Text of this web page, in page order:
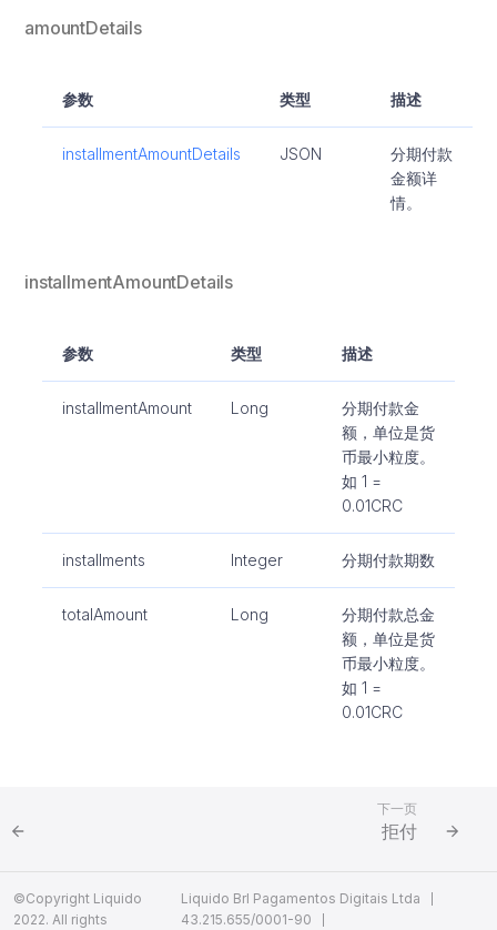
amountDetails
参数 类型 描述
installmentAmountDetails JSON
分期付款
金额详
情。
installmentAmountDetails
参数 类型 描述
installmentAmount Long
分期付款金
额，单位是货
币最小粒度。
如 1 =
0.01CRC
installments Integer 分期付款期数
totalAmount Long
分期付款总金
额，单位是货
币最小粒度。
如 1 =
0.01CRC
下一页
拒付
©Copyright Liquido
2022. All rights
Liquido Brl Pagamentos Digitais Ltda
43.215.655/0001-90